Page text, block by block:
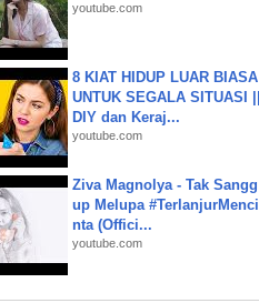
youtube.com
8 KIAT HIDUP LUAR BIASA
UNTUK SEGALA SITUASI ||
DIY dan Keraj...
youtube.com
Ziva Magnolya - Tak Sangg
up Melupa #TerlanjurMenci
nta (Offici...
youtube.com